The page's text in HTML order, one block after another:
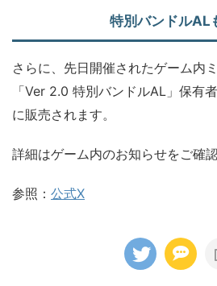
特別バンドルAL
さらに、先日開催されたゲーム内
「Ver 2.0 特別バンドルAL」保有
に販売されます。
詳細はゲーム内のお知らせをご確認
参照： 公式X